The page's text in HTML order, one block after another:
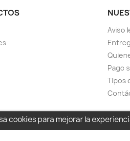
cookies para mejorar la
Aviso
Pago
Tipos